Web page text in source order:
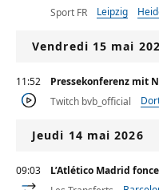
Sport FR
Leipzig
Vendredi 15 mai
11:52
Pressekonferenz mit
Twitch bvb_official
Jeudi 14 mai 2026
09:03
L’Atlético Madrid